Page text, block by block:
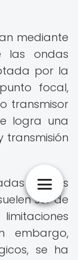
mediante
las ondas
por la
focal,
transmisor
logra una
transmisión
en los
ser de
embargo,
se ha